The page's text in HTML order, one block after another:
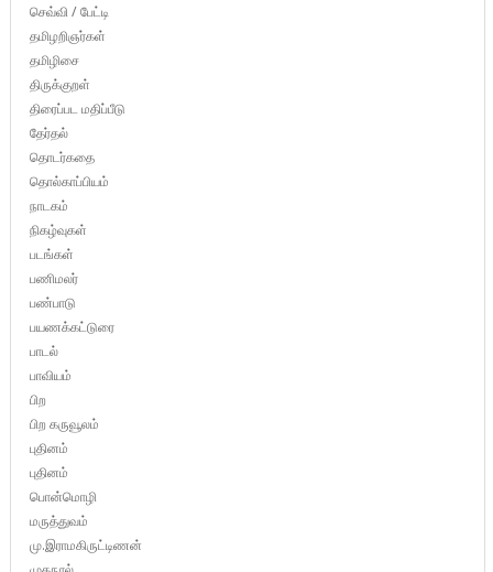
செவ்வி / பேட்டி
தமிழறிஞர்கள்
தமிழிசை
திருக்குறள்
திரைப்பட மதிப்பீடு
தேர்தல்
தொடர்கதை
தொல்காப்பியம்
நாடகம்
நிகழ்வுகள்
படங்கள்
பணிமலர்
பண்பாடு
பயணக்கட்டுரை
பாடல்
பாவியம்
பிற
பிற கருவூலம்
புதினம்
புதினம்
பொன்மொழி
மருத்துவம்
மு.இராமகிருட்டிணன்